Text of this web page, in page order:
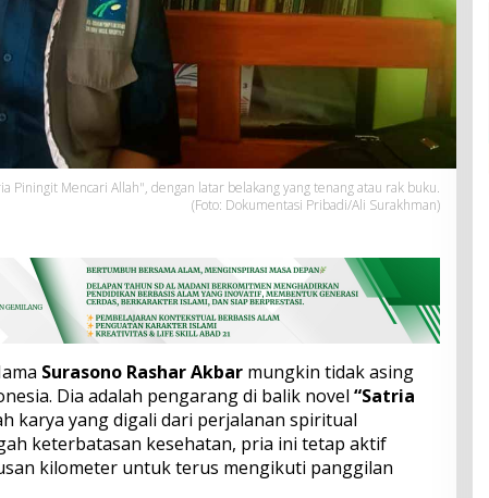
Piningit Mencari Allah", dengan latar belakang yang tenang atau rak buku.
(Foto: Dokumentasi Pribadi/Ali Surakhman)
Surasono Rashar Akbarmungkin tidak asing
Dia adalah pengarang di balik novel “Satria
karya yang digali dari perjalanan spiritual
keterbatasan kesehatan, pria ini tetap aktif
kilometer untuk terus mengikuti panggilan